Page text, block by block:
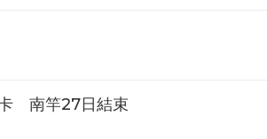
南竿27日結束